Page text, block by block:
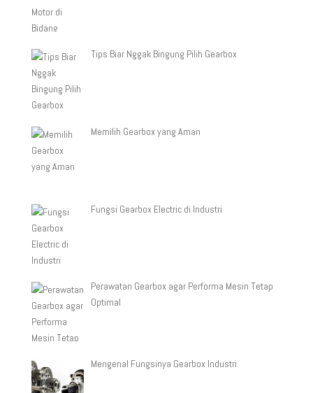
Tips Biar Nggak Bingung Pilih Gearbox
Memilih Gearbox yang Aman
Fungsi Gearbox Electric di Industri
Perawatan Gearbox agar Performa Mesin Tetap
Optimal
Mengenal Fungsinya Gearbox Industri